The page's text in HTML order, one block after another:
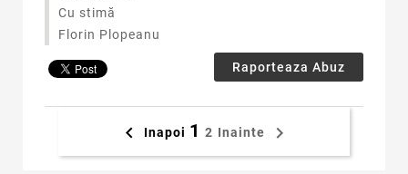
Cu stimă
Florin Plopeanu
Raporteaza Abuz
 Inapoi 1 2 Inainte 